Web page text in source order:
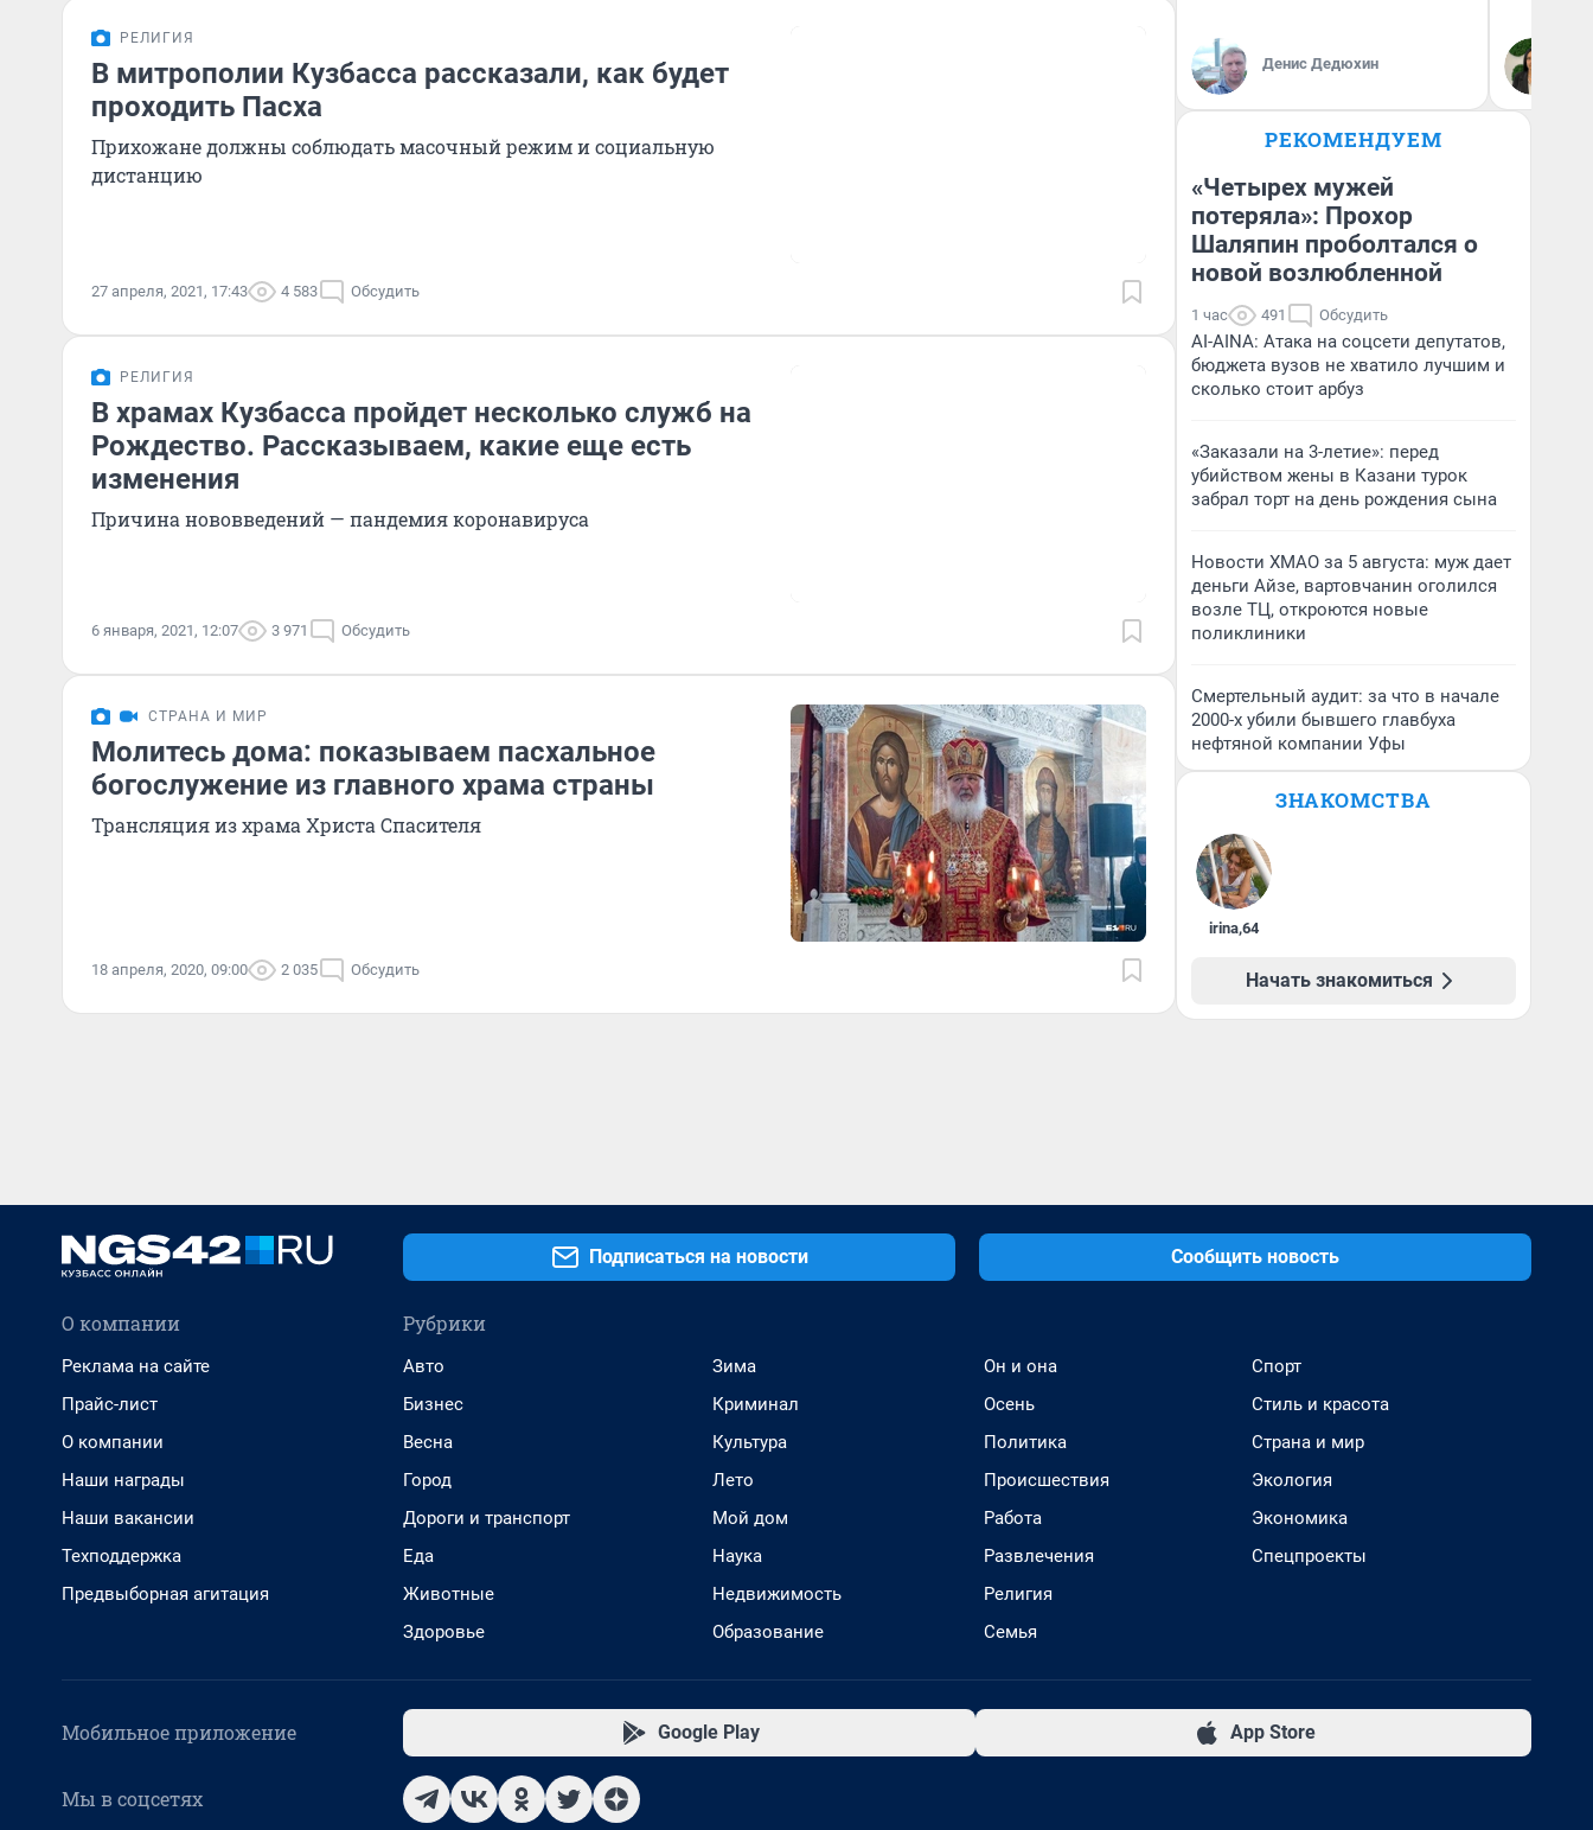
РЕЛИГИЯ
В митрополии Кузбасса рассказали, как будет
проходить Пасха
Прихожане должны соблюдать масочный режим и социальную
дистанцию
27 апреля, 2021, 17:43 4 583 Обсудить
РЕЛИГИЯ
В храмах Кузбасса пройдет несколько служб на
Рождество. Рассказываем, какие еще есть
изменения
Причина нововведений — пандемия коронавируса
6 января, 2021, 12:07 3 971 Обсудить
СТРАНА И МИР
Молитесь дома: показываем пасхальное
богослужение из главного храма страны
Трансляция из храма Христа Спасителя
18 апреля, 2020, 09:00 2 035 Обсудить
Денис Дедюхин
РЕКОМЕНДУЕМ
«Четырех мужей
потеряла»: Прохор
Шаляпин проболтался о
новой возлюбленной
1 час 491 Обсудить
AI-AINA: Атака на соцсети депутатов,
бюджета вузов не хватило лучшим и
сколько стоит арбуз
«Заказали на 3-летие»: перед
убийством жены в Казани турок
забрал торт на день рождения сына
Новости ХМАО за 5 августа: муж дает
деньги Айзе, вартовчанин оголился
возле ТЦ, откроются новые
поликлиники
Смертельный аудит: за что в начале
2000-х убили бывшего главбуха
нефтяной компании Уфы
ЗНАКОМСТВА
irina,64
Начать знакомиться
Подписаться на новости Сообщить новость
О компании
Реклама на сайте
Прайс-лист
О компании
Наши награды
Наши вакансии
Техподдержка
Предвыборная агитация
Рубрики
Авто
Бизнес
Весна
Город
Дороги и транспорт
Еда
Животные
Здоровье
Зима
Криминал
Культура
Лето
Мой дом
Наука
Недвижимость
Образование
Он и она
Осень
Политика
Происшествия
Работа
Развлечения
Религия
Семья
Спорт
Стиль и красота
Страна и мир
Экология
Экономика
Спецпроекты
Мобильное приложение Google Play App Store
Мы в соцсетях